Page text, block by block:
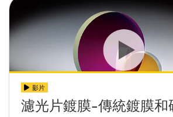
影片
濾光片鍍膜-傳統鍍膜和